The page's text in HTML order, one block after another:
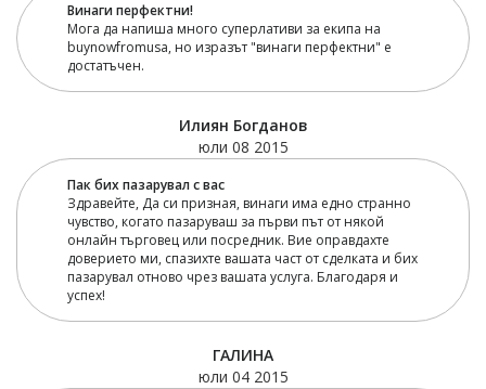
Винаги перфектни!
Мога да напиша много суперлативи за екипа на
buynowfromusa, но изразът "винаги перфектни" е
достатъчен.
Илиян Богданов
юли 08 2015
Пак бих пазарувал с вас
Здравейте, Да си призная, винаги има едно странно
чувство, когато пазаруваш за първи път от някой
онлайн търговец или посредник. Вие оправдахте
доверието ми, спазихте вашата част от сделката и бих
пазарувал отново чрез вашата услуга. Благодаря и
успех!
ГАЛИНА
юли 04 2015